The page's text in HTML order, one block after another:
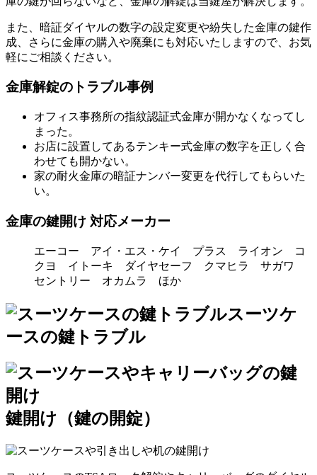
また、暗証ダイヤルの数字の設定変更や紛失した金庫の鍵作
成、さらに金庫の購入や廃棄にも対応いたしますので、お気
軽にご相談ください。
金庫解錠のトラブル事例
オフィス事務所の指紋認証式金庫が開かなくなってし
まった。
お店に設置してあるテンキー式金庫の数字を正しく合
わせても開かない。
家の耐火金庫の暗証ナンバー変更を代行してもらいた
い。
金庫の鍵開け 対応メーカー
エーコー アイ・エス・ケイ プラス ライオン コ
クヨ イトーキ ダイヤセーフ クマヒラ サガワ
セントリー オカムラ ほか
スーツケ
ースの鍵トラブル
鍵開け（鍵の開錠）